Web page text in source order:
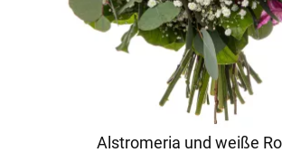
Alstromeria und weiße